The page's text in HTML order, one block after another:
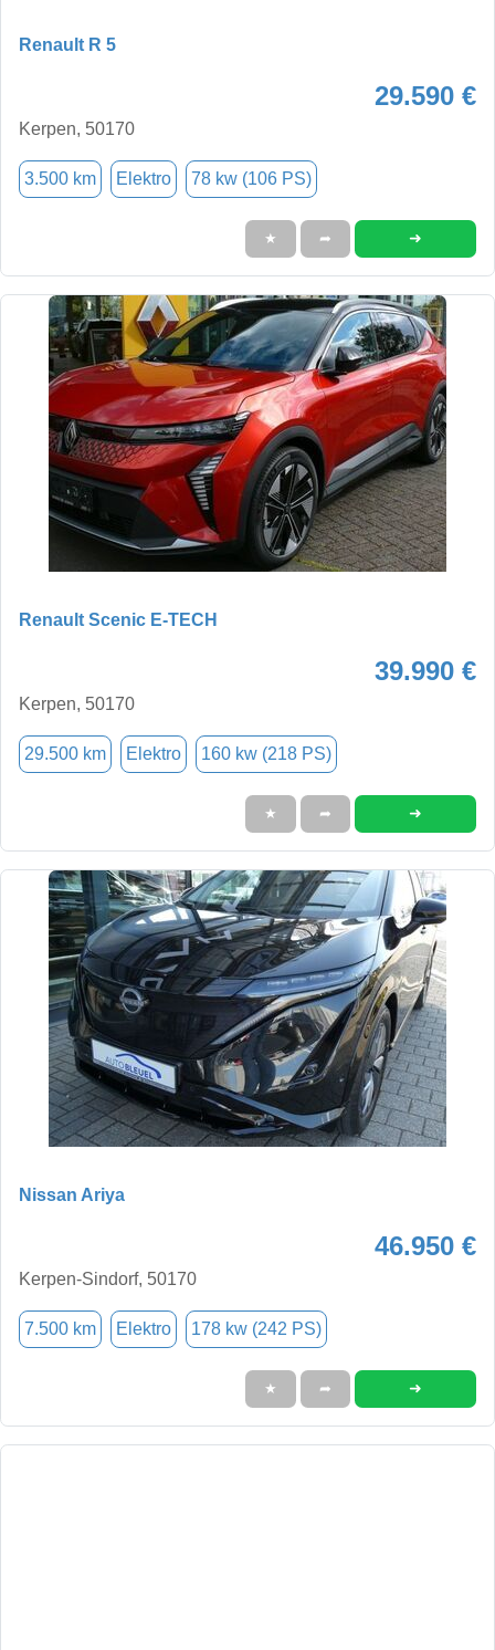
Renault R 5
29.590 €
Kerpen, 50170
3.500 km Elektro 78 kw (106 PS)
★ ➦ ➜
Renault Scenic E-TECH
39.990 €
Kerpen, 50170
29.500 km Elektro 160 kw (218 PS)
★ ➦ ➜
Nissan Ariya
46.950 €
Kerpen-Sindorf, 50170
7.500 km Elektro 178 kw (242 PS)
★ ➦ ➜